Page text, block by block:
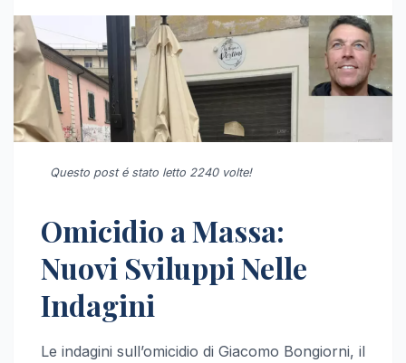
Questo post é stato letto 2240 volte!
Omicidio a Massa:
Nuovi Sviluppi Nelle
Indagini
Le indagini sull’omicidio di Giacomo Bongiorni, il